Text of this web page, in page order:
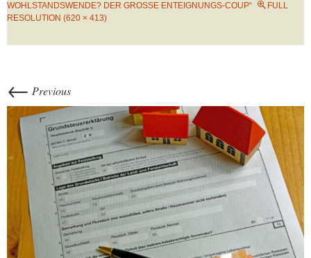
WOHLSTANDSWENDE? DER GROSSE ENTEIGNUNGS-COUP“
FULL
RESOLUTION (620 × 413)
← Previous